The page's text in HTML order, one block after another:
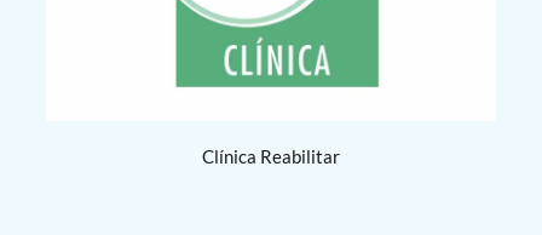
Clínica Reabilitar